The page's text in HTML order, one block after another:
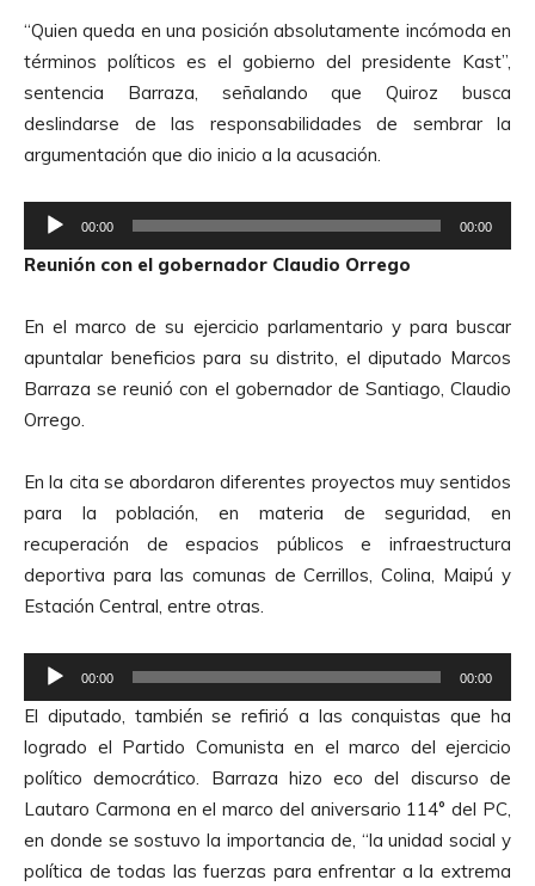
A
u
d
i
o
“Quien queda en una posición absolutamente incómoda en
términos políticos es el gobierno del presidente Kast”,
sentencia Barraza, señalando que Quiroz busca
deslindarse de las responsabilidades de sembrar la
argumentación que dio inicio a la acusación.
e
p
o
d
u
c
o
r
d
e
A
u
i
o
00:00 00:00
Reunión con el gobernador Claudio Orrego
En el marco de su ejercicio parlamentario y para buscar
apuntalar beneficios para su distrito, el diputado Marcos
Barraza se reunió con el gobernador de Santiago, Claudio
Orrego.
En la cita se abordaron diferentes proyectos muy sentidos
para la población, en materia de seguridad, en
recuperación de espacios públicos e infraestructura
deportiva para las comunas de Cerrillos, Colina, Maipú y
Estación Central, entre otras.
e
p
r
o
d
u
00:00 00:00
El diputado, también se refirió a las conquistas que ha
logrado el Partido Comunista en el marco del ejercicio
político democrático. Barraza hizo eco del discurso de
Lautaro Carmona en el marco del aniversario 114° del PC,
en donde se sostuvo la importancia de, “la unidad social y
política de todas las fuerzas para enfrentar a la extrema